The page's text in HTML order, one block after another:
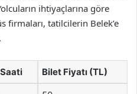
ihtiyaçlarına göre
firmaları, tatilcilerin Belek’e
Bilet Fiyatı (TL)